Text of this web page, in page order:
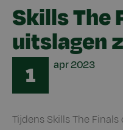
Skills The
uitslagen
1 apr2023
Tijdens Skills The